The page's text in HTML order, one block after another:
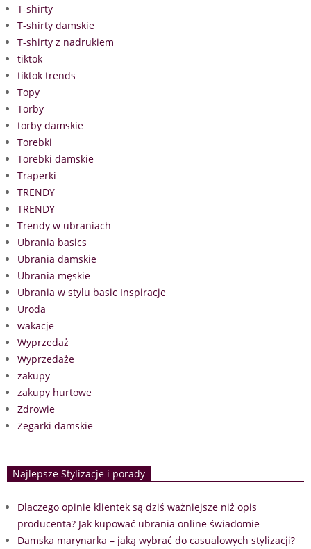
T-shirty
T-shirty damskie
T-shirty z nadrukiem
tiktok
tiktok trends
Topy
Torby
torby damskie
Torebki
Torebki damskie
Traperki
TRENDY
TRENDY
Trendy w ubraniach
Ubrania basics
Ubrania damskie
Ubrania męskie
Ubrania w stylu basic Inspiracje
Uroda
wakacje
Wyprzedaż
Wyprzedaże
zakupy
zakupy hurtowe
Zdrowie
Zegarki damskie
Najlepsze Stylizacje i porady
Dlaczego opinie klientek są dziś ważniejsze niż opis
producenta? Jak kupować ubrania online świadomie
Damska marynarka – jaką wybrać do casualowych stylizacji?